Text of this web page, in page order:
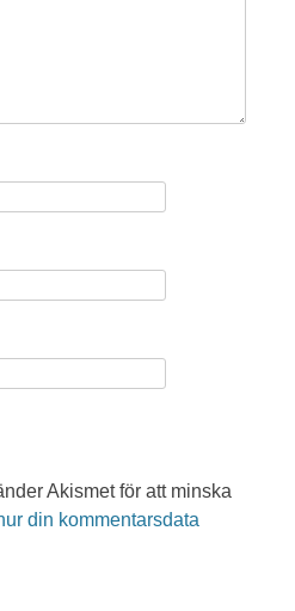
Akismet för att minska
din kommentarsdata